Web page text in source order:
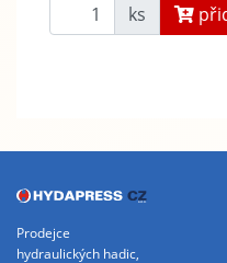
ks
Prodejce
hydraulických hadic,